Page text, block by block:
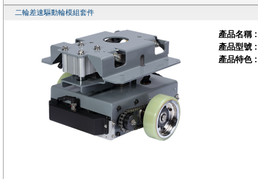
二輪差速驅動輪模組套件
產品名稱 :
產品型號 :
產品特色 :